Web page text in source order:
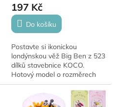
197 Kč
Do košíku
Postavte si ikonickou
londýnskou věž Big Ben z 523
dílků stavebnice KOCO.
Hotový model o rozměrech
12x8x11,5 cm je detailním a
stylovým doplňkem každé
sbírky. Vhodné pro děti i...